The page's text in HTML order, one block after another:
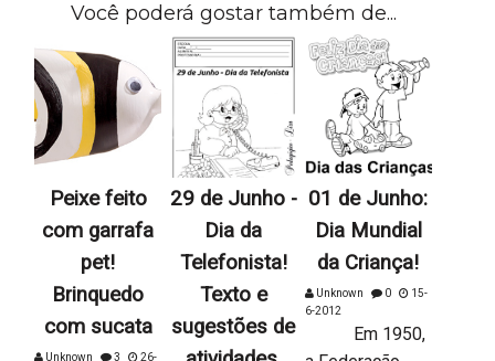
Você poderá gostar também de...
Peixe feito
com garrafa
pet!
Brinquedo
com sucata
Unknown 3 26-
29 de Junho -
Dia da
Telefonista!
Texto e
sugestões de
01 de Junho:
Dia Mundial
da Criança!
Unknown 0
15-
6-2012
Em 1950,